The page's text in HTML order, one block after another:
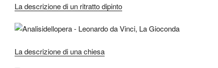
La descrizione di un ritratto dipinto
La descrizione di una chiesa